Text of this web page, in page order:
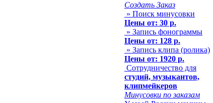
Создать Заказ
» Поиск минусовки
Цены от: 30 р.
» Запись фонограммы
Цены от: 128 р.
» Запись клипа (ролика)
Цены от: 1920 р.
Сотрудничество для
студий, музыкантов,
клипмейкеров
Минусовки по заказам